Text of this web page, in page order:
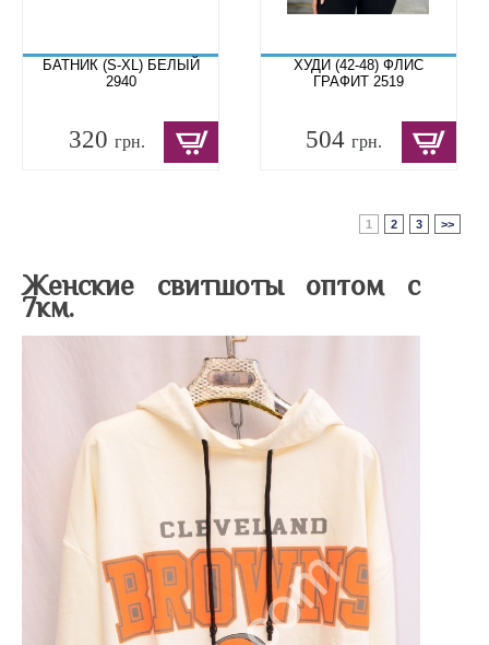
БАТНИК (S-XL) БЕЛЫЙ
2940
320 грн.
ХУДИ (42-48) ФЛИС
ГРАФИТ 2519
504грн.
1 2 3 >>
Женские свитшоты оптомс
7км.